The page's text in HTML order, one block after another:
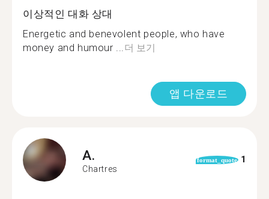
이상적인 대화 상대
Energetic and benevolent people, who have
money and humour ... 더 보기
앱 다운로드
A.
Chartres
format_quote 1